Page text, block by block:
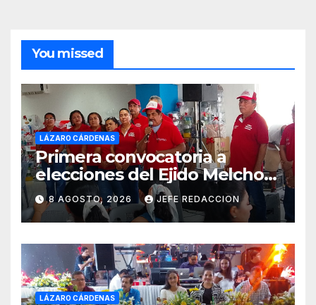
You missed
LÁZARO CÁRDENAS
Primera convocatoria a
elecciones del Ejido Melchor
Ocampo en Lázaro Cárdenas
el domingo
8 AGOSTO, 2026 JEFE REDACCION
LÁZARO CÁRDENAS